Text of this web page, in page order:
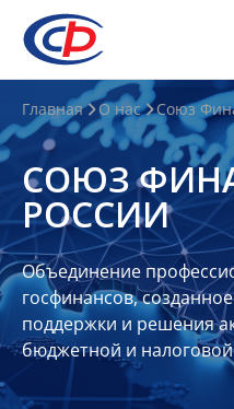
О
нас
О
СФР
Совет
Союза
Участники
Планы
отчеты
Главная О нас Союз
СОЮЗ
РОССИИ
Объединение
госфинансов,
поддержки и решения
бюджетной и